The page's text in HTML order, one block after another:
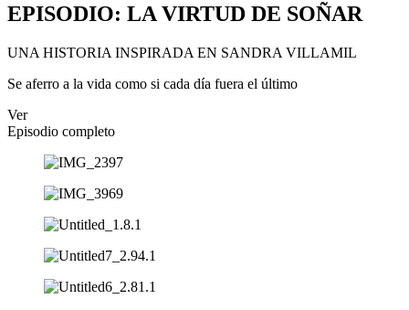
EPISODIO: LA VIRTUD DE SOÑAR
UNA HISTORIA INSPIRADA EN SANDRA VILLAMIL
Se aferro a la vida como si cada día fuera el último
Ver
Episodio completo